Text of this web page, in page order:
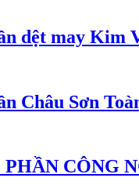
dệt may Kim
Châu Sơn
PHẦN CÔNG